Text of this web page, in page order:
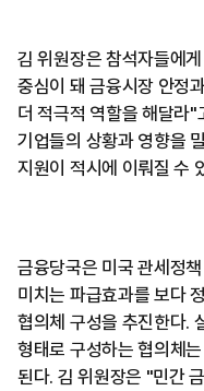
김 위원장은 참석자들에
중심이 돼 금융시장 안정
더 적극적 역할을 해달라
기업들의 상황과 영향을
지원이 적시에 이뤄질 수
금융당국은 미국 관세정
미치는 파급효과를 보다
협의체 구성을 추진한다.
형태로 구성하는 협의체
된다. 김 위원장은 "민간